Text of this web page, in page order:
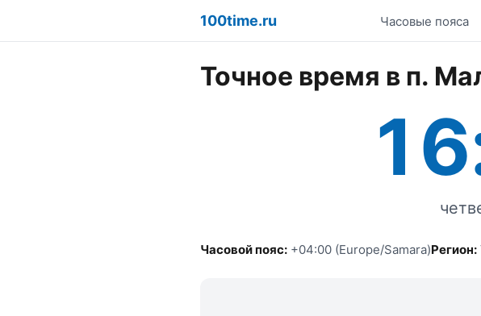
100time.ru Часовые пояса
Точное время в п.
Часовой пояс: +04:00 (Europe/Samara)Регион: